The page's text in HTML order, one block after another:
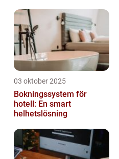
03 oktober 2025
Bokningssystem för
hotell: En smart
helhetslösning